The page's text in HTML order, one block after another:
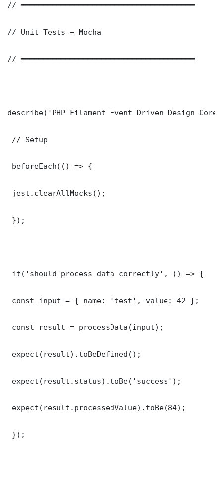
// ═══════════════════════════════════════
// Unit Tests — Mocha
// ═══════════════════════════════════════
describe('PHP Filament Event Driven Design
// Setup
beforeEach(() => {
jest.clearAllMocks();
});
it('should process data correctly', () => {
const input = { name: 'test', value: 42 };
const result = processData(input);
expect(result).toBeDefined();
expect(result.status).toBe('success');
expect(result.processedValue).toBe(84);
});